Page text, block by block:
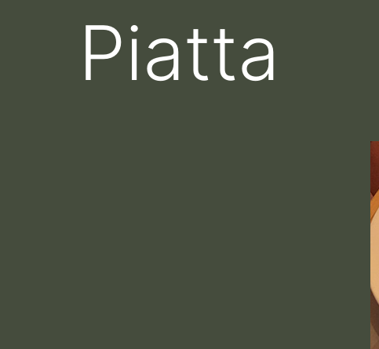
Piatta